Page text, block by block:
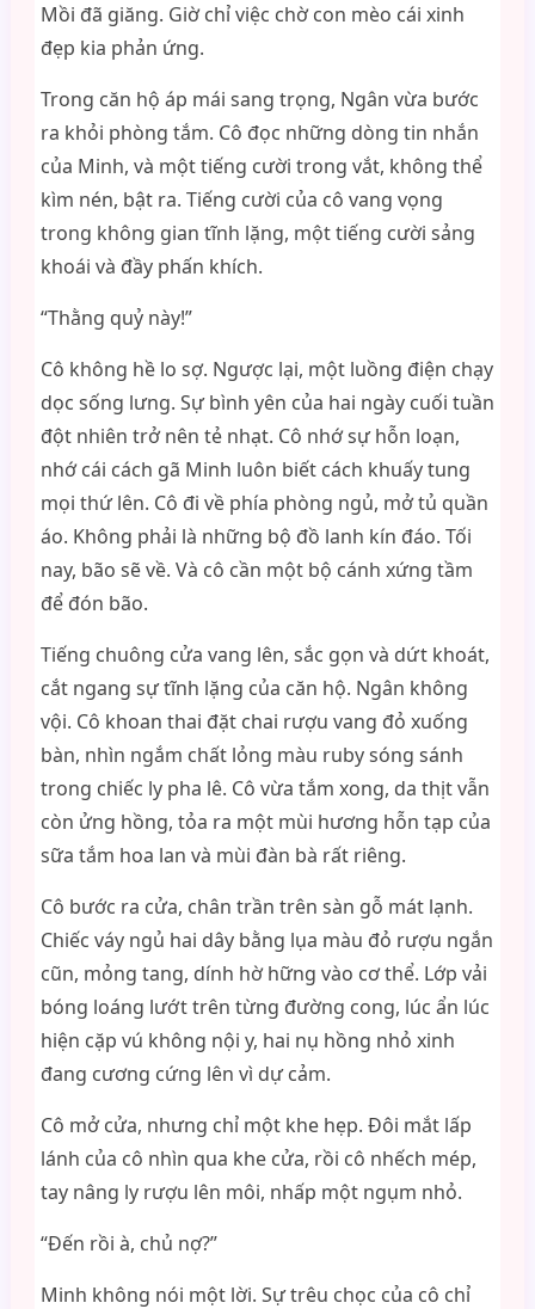
Mồi đã giăng. Giờ chỉ việc chờ con mèo cái xinh
đẹp kia phản ứng.
Trong căn hộ áp mái sang trọng, Ngân vừa bước
ra khỏi phòng tắm. Cô đọc những dòng tin nhắn
của Minh, và một tiếng cười trong vắt, không thể
kìm nén, bật ra. Tiếng cười của cô vang vọng
trong không gian tĩnh lặng, một tiếng cười sảng
khoái và đầy phấn khích.
“Thằng quỷ này!”
Cô không hề lo sợ. Ngược lại, một luồng điện chạy
dọc sống lưng. Sự bình yên của hai ngày cuối tuần
đột nhiên trở nên tẻ nhạt. Cô nhớ sự hỗn loạn,
nhớ cái cách gã Minh luôn biết cách khuấy tung
mọi thứ lên. Cô đi về phía phòng ngủ, mở tủ quần
áo. Không phải là những bộ đồ lanh kín đáo. Tối
nay, bão sẽ về. Và cô cần một bộ cánh xứng tầm
để đón bão.
Tiếng chuông cửa vang lên, sắc gọn và dứt khoát,
cắt ngang sự tĩnh lặng của căn hộ. Ngân không
vội. Cô khoan thai đặt chai rượu vang đỏ xuống
bàn, nhìn ngắm chất lỏng màu ruby sóng sánh
trong chiếc ly pha lê. Cô vừa tắm xong, da thịt vẫn
còn ửng hồng, tỏa ra một mùi hương hỗn tạp của
sữa tắm hoa lan và mùi đàn bà rất riêng.
Cô bước ra cửa, chân trần trên sàn gỗ mát lạnh.
Chiếc váy ngủ hai dây bằng lụa màu đỏ rượu ngắn
cũn, mỏng tang, dính hờ hững vào cơ thể. Lớp vải
bóng loáng lướt trên từng đường cong, lúc ẩn lúc
hiện cặp vú không nội y, hai nụ hồng nhỏ xinh
đang cương cứng lên vì dự cảm.
Cô mở cửa, nhưng chỉ một khe hẹp. Đôi mắt lấp
lánh của cô nhìn qua khe cửa, rồi cô nhếch mép,
tay nâng ly rượu lên môi, nhấp một ngụm nhỏ.
“Đến rồi à, chủ nợ?”
Minh không nói một lời. Sự trêu chọc của cô chỉ